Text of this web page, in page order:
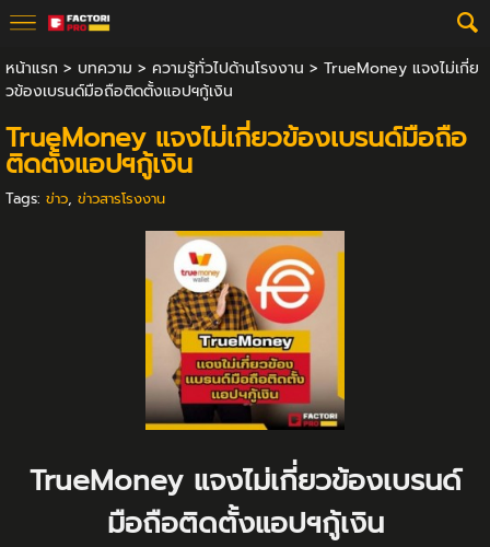
หน้าแรก > บทความ > ความรู้ทั่วไปด้านโรงงาน > TrueMoney แจงไม่เกี่ย
วข้องเบรนด์มือถือติดตั้งแอปฯกู้เงิน
TrueMoney แจงไม่เกี่ยวข้องเบรนด์มือถือ
ติดตั้งแอปฯกู้เงิน
Tags: ข่าว, ข่าวสารโรงงาน
TrueMoney แจงไม่เกี่ยวข้องเบรนด์
มือถือติดตั้งแอปฯกู้เงิน